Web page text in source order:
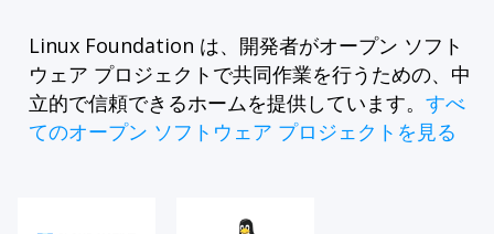
Linux Foundation は、開発者がオープン ソフト
ウェア プロジェクトで共同作業を行うための、中
立的で信頼できるホームを提供しています。 すべ
てのオープン ソフトウェア プロジェクトを見る